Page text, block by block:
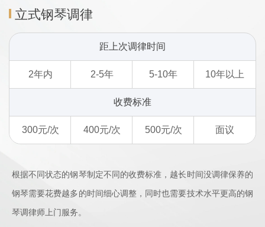
立式钢琴调律
距上次调律时间
2年内 2-5年 5-10年 10年以上
收费标准
300元/次 400元/次 500元/次 面议
根据不同状态的钢琴制定不同的收费标准，越长时间没调律保养的
钢琴需要花费越多的时间细心调整，同时也需要技术水平更高的钢
琴调律师上门服务。